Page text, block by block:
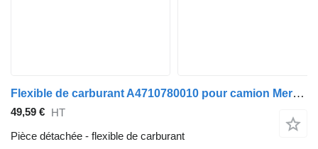
Flexible de carburant A4710780010 pour camion Mercedes-Benz ACTROS MP4 1845 L
49,59 € HT
Pièce détachée - flexible de carburant